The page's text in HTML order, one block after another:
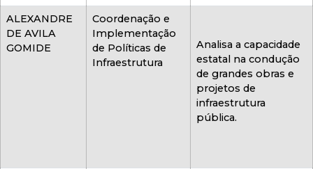
ALEXANDRE
DE AVILA
GOMIDE
Coordenação e
Implementação
de Políticas de
Infraestrutura
Analisa a capacidade
estatal na condução
de grandes obras e
projetos de
infraestrutura
pública.